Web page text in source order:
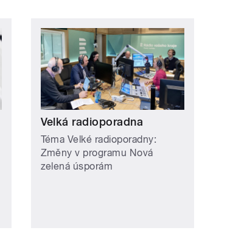
Velká radioporadna
Téma Velké radioporadny:
Změny v programu Nová
zelená úsporám